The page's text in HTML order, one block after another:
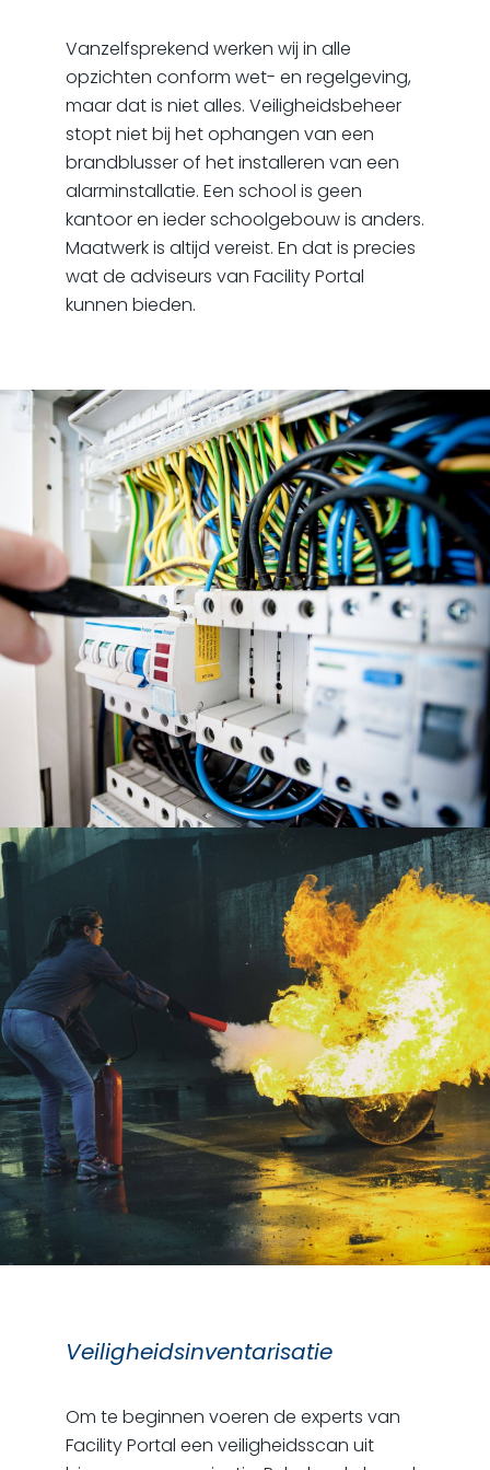
Vanzelfsprekend werken wij in alle
opzichten conform wet- en regelgeving,
maar dat is niet alles. Veiligheidsbeheer
stopt niet bij het ophangen van een
brandblusser of het installeren van een
alarminstallatie. Een school is geen
kantoor en ieder schoolgebouw is anders.
Maatwerk is altijd vereist. En dat is precies
wat de adviseurs van Facility Portal
kunnen bieden.
Veiligheidsinventarisatie
Om te beginnen voeren de experts van
Facility Portal een veiligheidsscan uit